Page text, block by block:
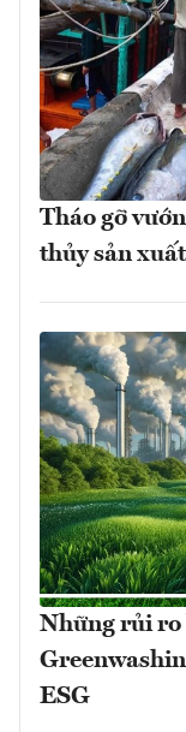
Tháo gỡ
thủy sản
Những rủi ro
ESG